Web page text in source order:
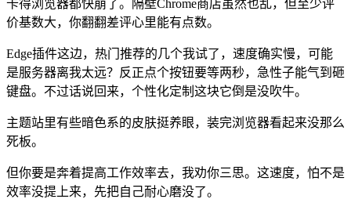
卡得浏览器都快崩了。隔壁Chrome商店虽然也乱，但至少评
价基数大，你翻翻差评心里能有点数。
Edge插件这边，热门推荐的几个我试了，速度确实慢，可能
是服务器离我太远？反正点个按钮要等两秒，急性子能气到砸
键盘。不过话说回来，个性化定制这块它倒是没吹牛。
主题站里有些暗色系的皮肤挺养眼，装完浏览器看起来没那么
死板。
但你要是奔着提高工作效率去，我劝你三思。这速度，怕不是
效率没提上来，先把自己耐心磨没了。